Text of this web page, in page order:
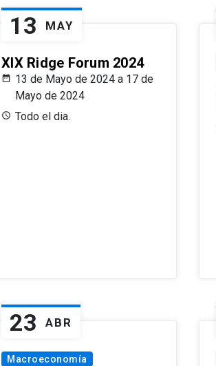
13 MAY
XIX Ridge Forum 2024
13 de Mayo de 2024 a 17 de
Mayo de 2024
Todo el dia.
23 ABR
Macroeconomía